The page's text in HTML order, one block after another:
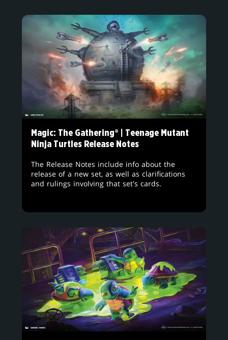
Magic: The Gathering® | Teenage Mutant
Ninja Turtles Release Notes
The Release Notes include info about the
release of a new set, as well as clarifications
and rulings involving that set's cards.